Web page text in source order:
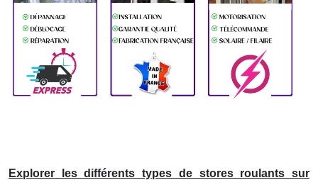
Explorer les différents types de stores roulants sur